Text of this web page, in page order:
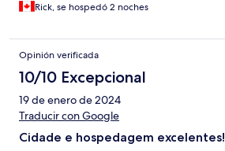
Rick, se hospedó 2 noches
Opinión verificada
10/10 Excepcional
19 de enero de 2024
Traducir con Google
Cidade e hospedagem excelentes!